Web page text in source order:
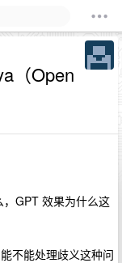
（Open
GPT 效果为什么这
不能处理歧义这种问